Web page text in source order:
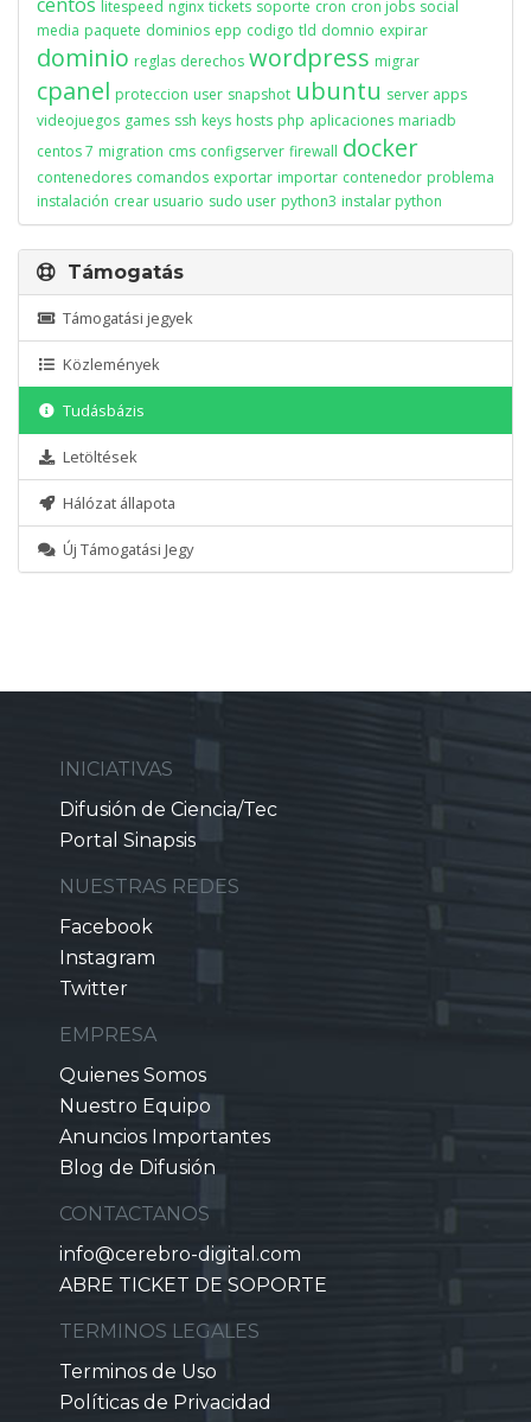
litespeed nginx tickets soporte cron cron jobs social
media paquete dominios epp codigo tld domnio expirar
dominio reglas derechos wordpress migrar
cpanel proteccion user snapshot ubuntu server apps
videojuegos games ssh keys hosts php aplicaciones mariadb
centos 7 migration cms configserver firewall docker
contenedores comandos exportar importar contenedor problema
instalación crear usuario sudo user python3 instalar python
Támogatás
Támogatási jegyek
Közlemények
Tudásbázis
Letöltések
Hálózat állapota
Új Támogatási Jegy
INICIATIVAS
Difusión de Ciencia/Tec
Portal Sinapsis
NUESTRAS REDES
Facebook
Instagram
Twitter
EMPRESA
Quienes Somos
Nuestro Equipo
Anuncios Importantes
Blog de Difusión
CONTACTANOS
info@cerebro-digital.com
ABRE TICKET DE SOPORTE
TERMINOS LEGALES
Terminos de Uso
Políticas de Privacidad